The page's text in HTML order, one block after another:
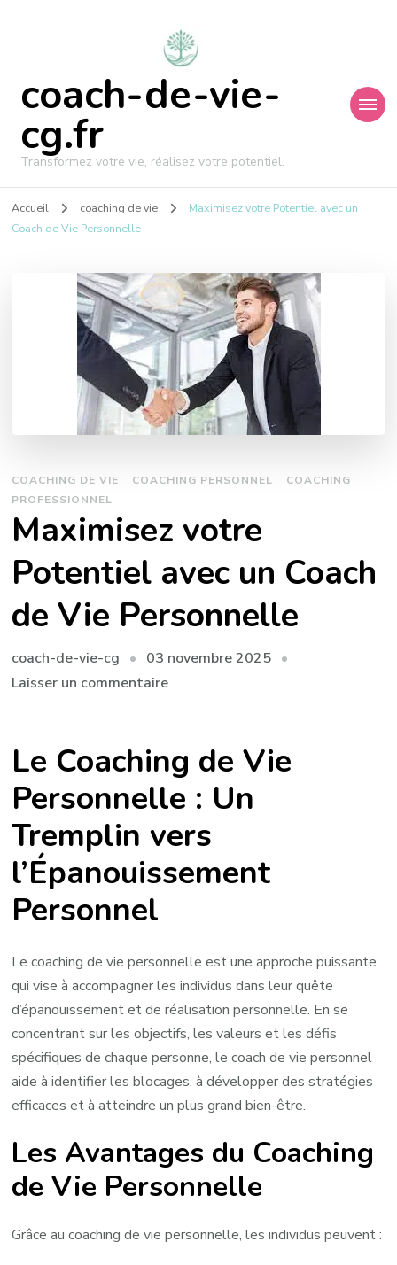
coach-de-vie-
cg.fr
Transformez votre vie, réalisez votre potentiel.
Accueil coaching de vie
Maximisez votre Potentiel avec un
Coach de Vie Personnelle
COACHING DE VIE COACHING PERSONNEL
COACHING
PROFESSIONNEL
Maximisez votre
Potentiel avec un Coach
de Vie Personnelle
coach-de-vie-cg
03 novembre 2025
Laisser un commentairesur
Potentiel
avec
un
Coach
de
Vie
Le Coaching de Vie
Personnelle : Un
Tremplin vers
l’Épanouissement
Personnel
Le coaching de vie personnelle est une approche puissante
qui vise à accompagner les individus dans leur quête
d’épanouissement et de réalisation personnelle. En se
concentrant sur les objectifs, les valeurs et les défis
spécifiques de chaque personne, le coach de vie personnel
aide à identifier les blocages, à développer des stratégies
efficaces et à atteindre un plus grand bien-être.
Les Avantages du Coaching
de Vie Personnelle
Grâce au coaching de vie personnelle, les individus peuvent :